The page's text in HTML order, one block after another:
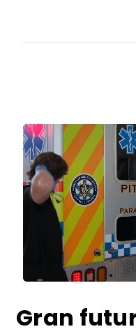
Unmute Loaded
:
23.06%
Gran